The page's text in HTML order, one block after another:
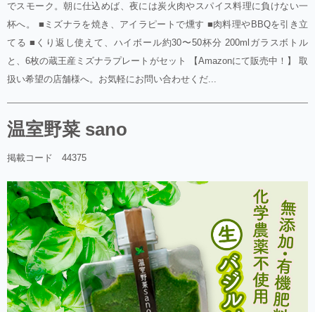
でスモーク。朝に仕込めば、夜には炭火肉やスパイス料理に負けない一
杯へ。 ■ミズナラを焼き、アイラピートで燻す ■肉料理やBBQを引き立
てる ■くり返し使えて、ハイボール約30〜50杯分 200mlガラスボトル
と、6枚の蔵王産ミズナラプレートがセット 【Amazonにて販売中！】 取
扱い希望の店舗様へ。お気軽にお問い合わせくだ...
温室野菜 sano
掲載コード 44375